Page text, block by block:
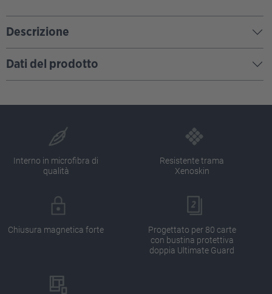
Descrizione
Dati del prodotto
Interno in microfibra di
qualità
Resistente trama
Xenoskin
Chiusura magnetica forte
Progettato per 80 carte
con bustina protettiva
doppia Ultimate Guard